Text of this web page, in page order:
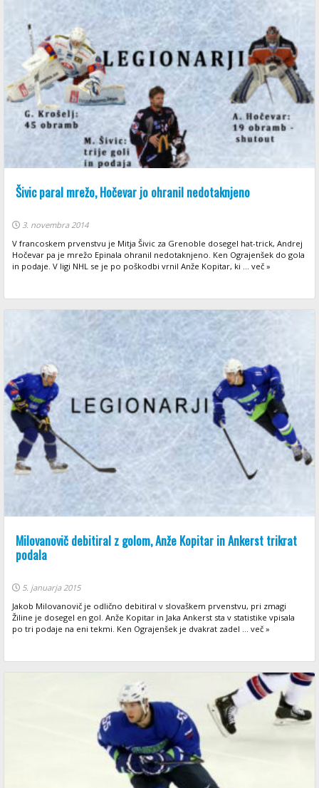
Šivic paral mrežo, Hočevar jo ohranil nedotaknjeno
3. novembra 2014
V francoskem prvenstvu je Mitja Šivic za Grenoble dosegel hat-trick, Andrej
Hočevar pa je mrežo Epinala ohranil nedotaknjeno. Ken Ograjenšek do gola
in podaje. V ligi NHL se je po poškodbi vrnil Anže Kopitar, ki ... več »
Milovanovič debitiral z golom, Anže Kopitar in Ankerst trikrat
podala
5. januarja 2015
Jakob Milovanovič je odlično debitiral v slovaškem prvenstvu, pri zmagi
Žiline je dosegel en gol. Anže Kopitar in Jaka Ankerst sta v statistike vpisala
po tri podaje na eni tekmi. Ken Ograjenšek je dvakrat zadel ... več »